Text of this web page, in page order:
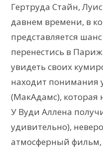
Гертруда Стайн,
давнем времени, в
представляется
перенестись в
увидеть своих
находит понимания
(МакАдамс), которая
У Вуди Аллена
удивительно),
атмосферный